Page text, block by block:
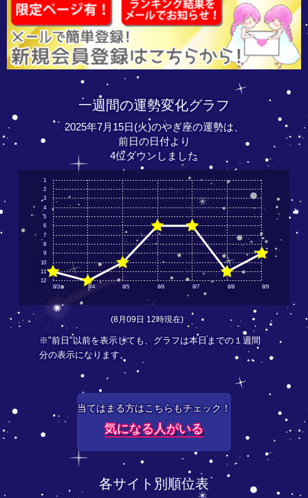
一週間の運勢変化グラフ
2025年7月15日(火)のやぎ座の運勢は、
前日の日付より
4位ダウンしました
8/3 8/4 8/5 8/6 8/7 8/8 8/9
12
11
10
9
8
7
6
5
4
3
2
1
(8月09日 12時現在)
※"前日"以前を表示しても、グラフは本日までの１週間
分の表示になります。
当てはまる方はこちらもチェック！
気になる人がいる
各サイト別順位表